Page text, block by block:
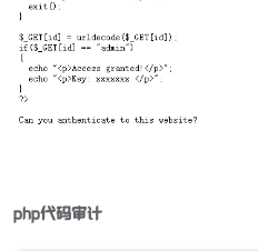
php代码审计